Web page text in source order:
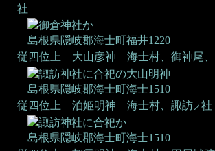
社
御倉神社か
島根県隠岐郡海士町福井1220
従四位上 大山彦神
海士村、御神尾
諏訪神社に合祀の大山明神
島根県隠岐郡海士町海士1510
従四位上 泊姫明神
海士村、諏訪 ノ社
諏訪神社に合祀か
島根県隠岐郡海士町海士1510